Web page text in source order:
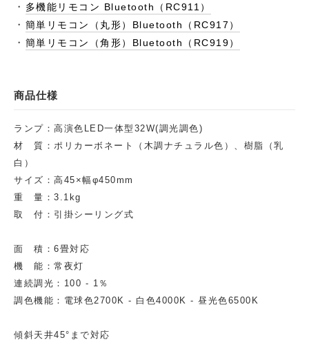
・ 多機能リモコン Bluetooth（RC911）
・ 簡単リモコン（丸形）Bluetooth（RC917）
・ 簡単リモコン（角形）Bluetooth（RC919）
商品仕様
ランプ：高演色LED一体型32W(調光調色)
材 質：ポリカーボネート（木調ナチュラル色）、樹脂（乳
白）
サイズ：高45×幅φ450mm
重 量：3.1kg
取 付：引掛シーリング式
面 積：6畳対応
機 能：常夜灯
連続調光：100 - 1％
調色機能：電球色2700K - 白色4000K - 昼光色6500K
傾斜天井45°まで対応